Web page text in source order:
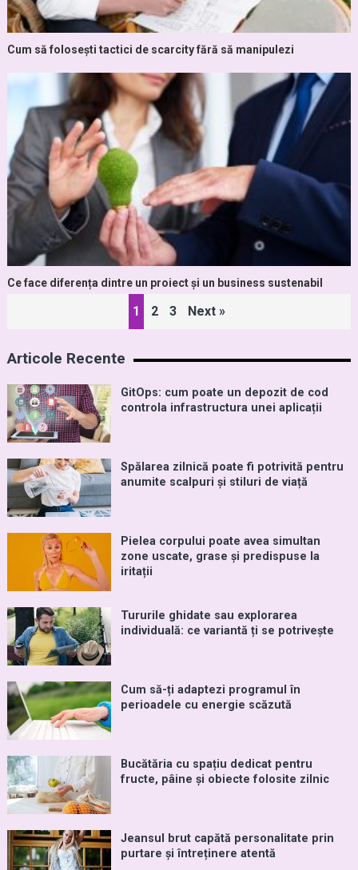
Cum să folosești tactici de scarcity fără să manipulezi
Ce face diferența dintre un proiect și un business sustenabil
1 2 3 Next »
Articole Recente
GitOps: cum poate un depozit de cod
controla infrastructura unei aplicații
Spălarea zilnică poate fi potrivită pentru
anumite scalpuri și stiluri de viață
Pielea corpului poate avea simultan
zone uscate, grase și predispuse la
iritații
Tururile ghidate sau explorarea
individuală: ce variantă ți se potrivește
Cum să-ți adaptezi programul în
perioadele cu energie scăzută
Bucătăria cu spațiu dedicat pentru
fructe, pâine și obiecte folosite zilnic
Jeansul brut capătă personalitate prin
purtare și întreținere atentă